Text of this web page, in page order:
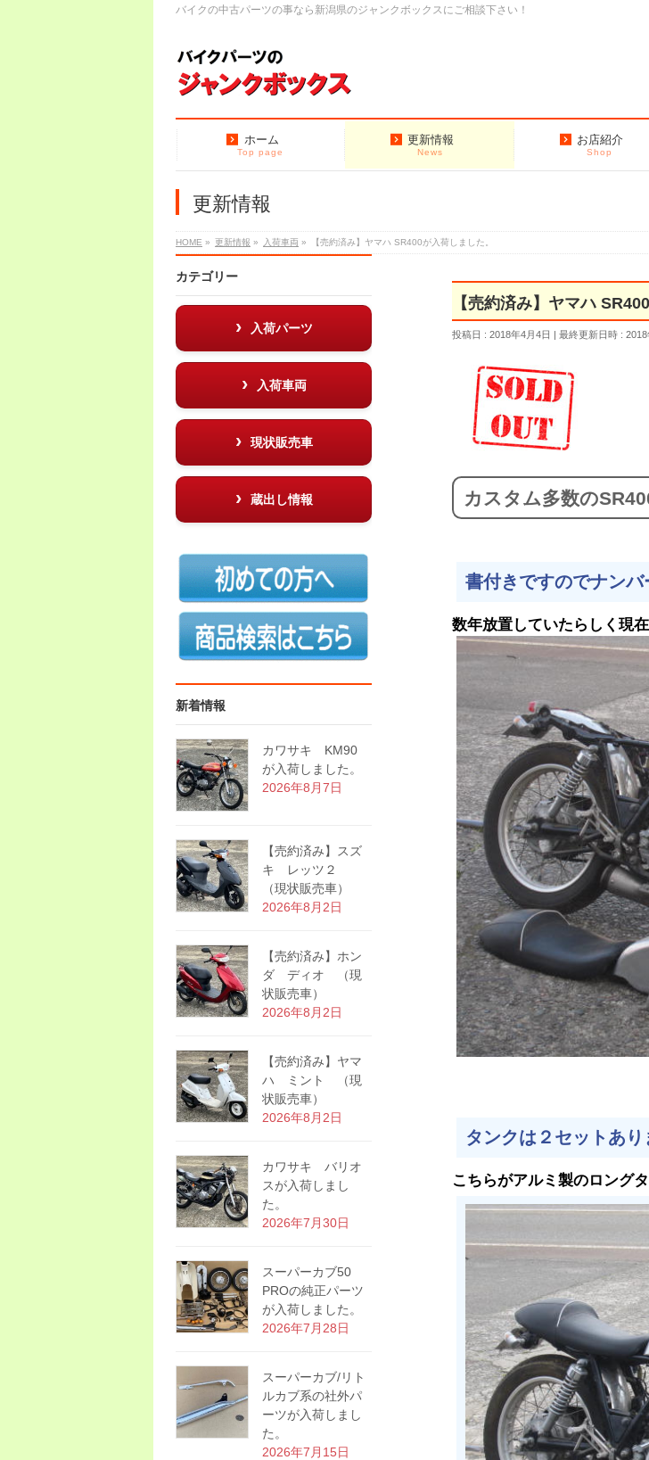
バイクの中古パーツの事なら新潟県のジャンクボックスにご相談下さい！
ホーム
Top page
更新情報
News
お店紹介
Shop
更新情報
HOME » 更新情報 » 入荷車両 » 【売約済み】ヤマハ SR400が入荷しました。
【売約済み】ヤマハ
投稿日 : 2018年4月4日 最終更新日時 : 2018
カスタム多数の
書付きですのでナンバ
数年放置していたらしく現
タンクは２セットあり
こちらがアルミ製のロング
カテゴリー
入荷パーツ
入荷車両
現状販売車
蔵出し情報
新着情報
カワサキ KM90
が入荷しました。
2026年8月7日
【売約済み】スズ
キ レッツ２
（現状販売車）
2026年8月2日
【売約済み】ホン
ダ ディオ （現
状販売車）
2026年8月2日
【売約済み】ヤマ
ハ ミント （現
状販売車）
2026年8月2日
カワサキ バリオ
スが入荷しまし
た。
2026年7月30日
スーパーカブ50
PROの純正パーツ
が入荷しました。
2026年7月28日
スーパーカブ/リト
ルカブ系の社外パ
ーツが入荷しまし
た。
2026年7月15日